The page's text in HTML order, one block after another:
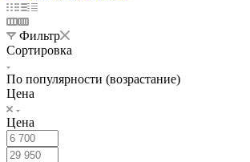
Фильтр
Сортировка
По популярности (возрастание)
Цена
Цена